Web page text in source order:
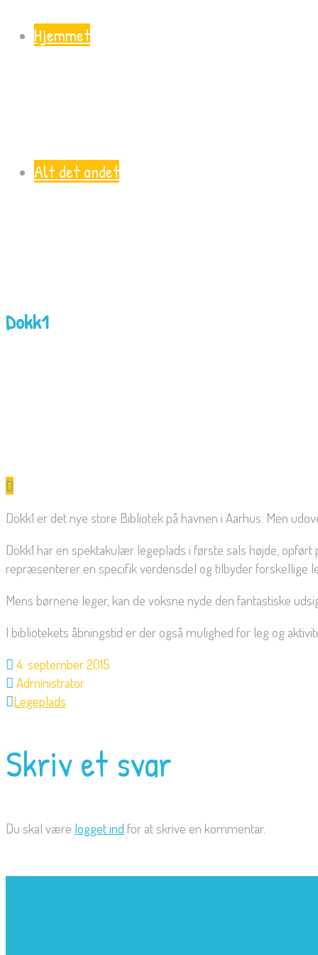
Hjemmet
Alt det andet
Dokk1
Dokk1 er det nye store Bibliotek på havnen i Aarhus. Men
Dokk1 har en spektakulær legeplads i første sals højde,
repræsenterer en specifik verdensdel og tilbyder forskellige
Mens børnene leger, kan de voksne nyde den fantastiske
I bibliotekets åbningstid er der også mulighed for leg og
4. september 2015
Administrator
Legeplads
Skriv et svar
Du skal være logget ind for at skrive en kommentar.